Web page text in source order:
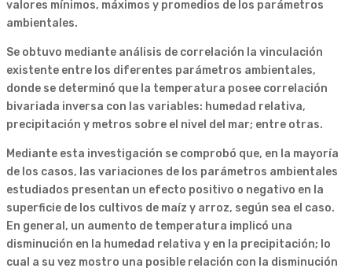
valores mínimos, máximos y promedios de los parámetros
ambientales.
Se obtuvo mediante análisis de correlación la vinculación
existente entre los diferentes parámetros ambientales,
donde se determinó que la temperatura posee correlación
bivariada inversa con las variables: humedad relativa,
precipitación y metros sobre el nivel del mar; entre otras.
Mediante esta investigación se comprobó que, en la mayoría
de los casos, las variaciones de los parámetros ambientales
estudiados presentan un efecto positivo o negativo en la
superficie de los cultivos de maíz y arroz, según sea el caso.
En general, un aumento de temperatura implicó una
disminución en la humedad relativa y en la precipitación; lo
cual a su vez mostro una posible relación con la disminución